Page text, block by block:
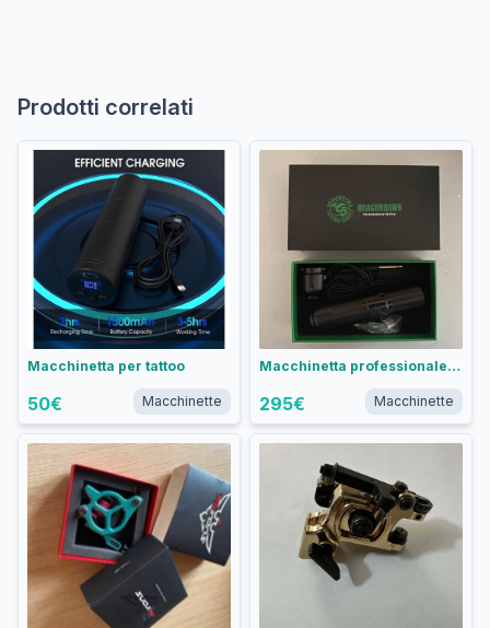
Prodotti correlati
Macchinetta per tattoo
50€ Macchinette
Macchinetta professionale per tattoo Dragonhawk
295€ Macchinette